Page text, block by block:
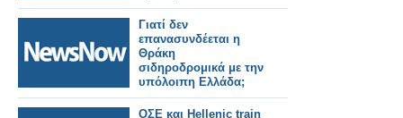
Γιατί δεν
επανασυνδέεται η
Θράκη
σιδηροδρομικά με την
υπόλοιπη Ελλάδα;
ΟΣΕ και Hellenic train